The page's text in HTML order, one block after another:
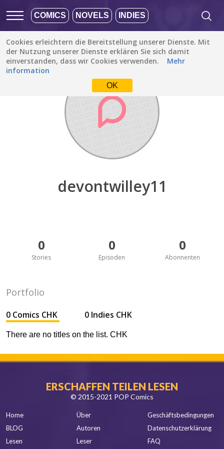
COMICS NOVELS INDIES
Cookies erleichtern die Bereitstellung unserer Dienste. Mit
der Nutzung unserer Dienste erklären Sie sich damit
einverstanden, dass wir Cookies verwenden.
Mehr
information
OK
Entdecken / devontwilley11
devontwilley11
0
Stories
0
Episoden
0
Abonnenten
Portfolio
0 Comics CHK 0 Indies CHK
There are no titles on the list. CHK
ERSCHAFFEN TEILEN LESEN
© 2015-2021 POP Comics
Home
BLOG
Lesen
Über
Autoren
Leser
Geschäftsbedingungen
Datenschutzerklärung
FAQ